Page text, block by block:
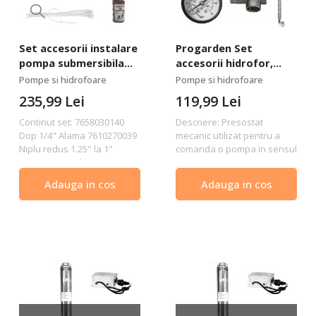
Set accesorii instalare
pompa submersibila
Progarden Aquamatic
Vario480PRO
Pompe si hidrofoare
Continut set: 7658030140
Dop 1/4" Alama 7610270039
Niplu redus 1.25'' la 1"
8800677295 Adaptor FI
1/4") FI 8800677288 Adaptor
FE pentru PEHD, 1.25" (1"
235,99 Lei
Adauga in cos
Progarden Set
accesorii hidrofor,
presostat mecanic ¼”,
manometru 0-12bar,
racord 5 cai, racord
flexibil
Pompe si hidrofoare
Descriere: Presostat
mecanic utilizat pentru a
comanda o pompa in sensul
in instaltiile de alimentare
cu apa potabila a
119,99 Lei
Adauga in cos